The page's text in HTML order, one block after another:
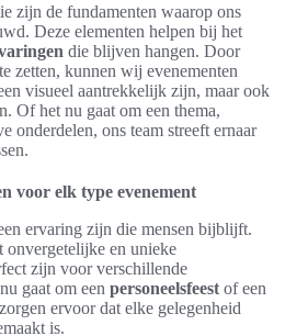
zijn de fundamenten waarop ons
Deze elementen helpen bij het
die blijven hangen. Door
zetten, kunnen wij evenementen
visueel aantrekkelijk zijn, maar ook
Of het nu gaat om een thema,
onderdelen, ons team streeft ernaar
voor elk type evenement
ervaring zijn die mensen bijblijft.
onvergetelijke en unieke
zijn voor verschillende
gaat om een personeelsfeest of een
ervoor dat elke gelegenheid
is.